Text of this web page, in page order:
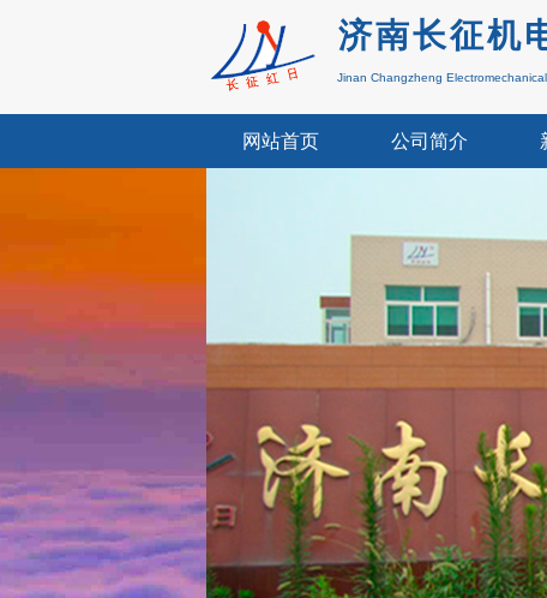
济南长征机
Jinan Changzheng
网站首页 公司简介